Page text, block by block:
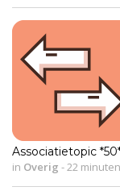
Associatietopic
in Overig -22